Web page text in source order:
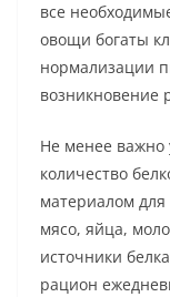
все
овощи богаты
нормализации
возникновение
Не менее важно
количество
материалом для
мясо, яйца,
источники
рацион